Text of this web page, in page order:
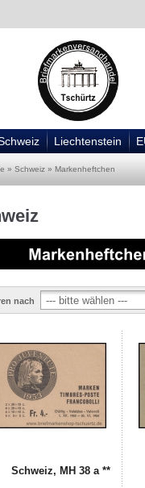
Liechtenstein
» Schweiz » Markenheftchen
nach
Schweiz, MH 38 a **